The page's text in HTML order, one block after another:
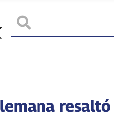
resaltó